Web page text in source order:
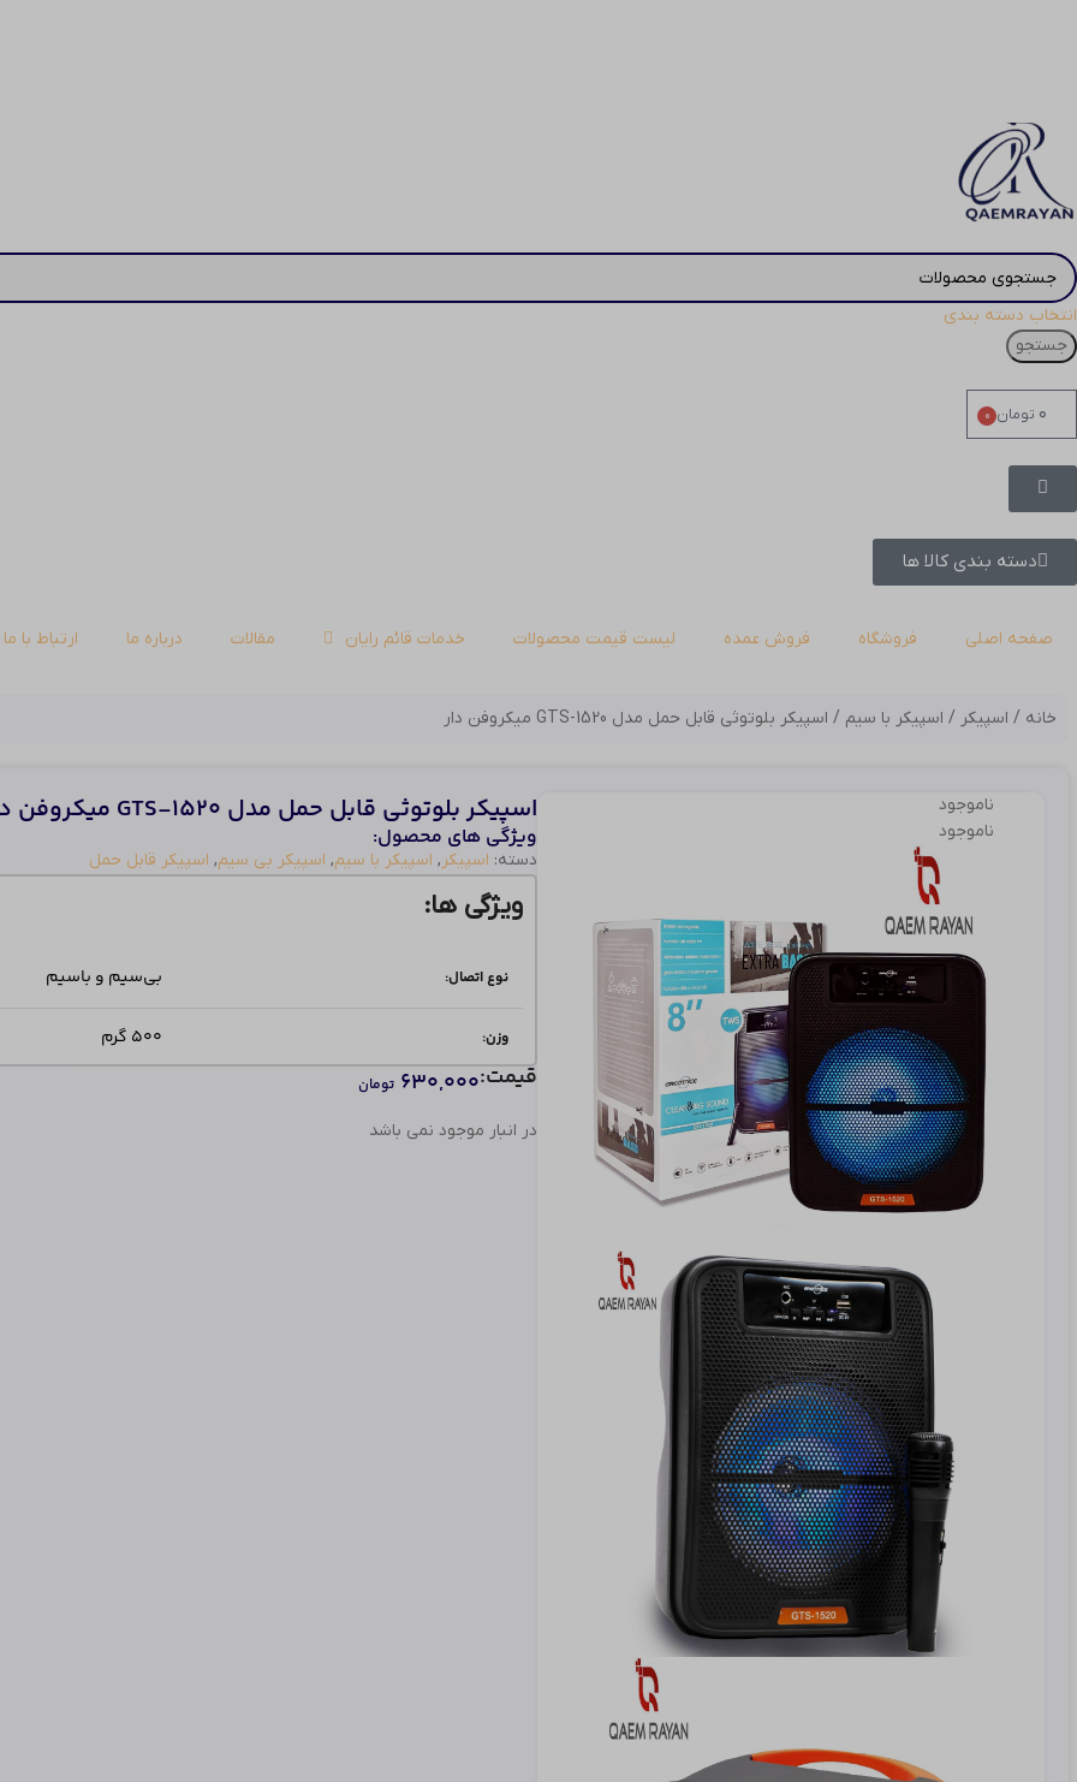
انتخاب دسته بندی
جستجو
۰ تومان 0
دسته بندی کالا ها
صفحه اصلی فروشگاه فروش عمده لیست قیمت محصولات خدمات قائم رایان مقالات درباره ما ارتباط با ما
خانه اسپیکر اسپیکر با سیم اسپیکر بلوتوثی قابل حمل مدل GTS-1520 میکروفن دار
ناموجود
ناموجود
اسپیکر بلوتوثی قابل حمل مدل GTS-1520 میکروفن دار
ویژگی های محصول:
دسته: اسپیکر , اسپیکر با سیم, اسپیکر بی سیم, اسپیکر قابل حمل
ویژگی ها:
نوع اتصال: بی‌سیم و باسیم
وزن: 500 گرم
در انبار موجود نمی باشد
قیمت:۶۳۰,۰۰۰ تومان